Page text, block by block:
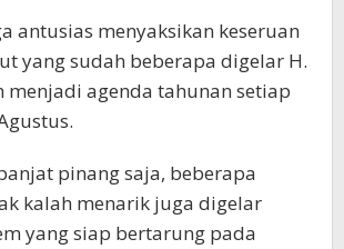
antusias menyaksikan keseruan
yang sudah beberapa digelar H.
menjadi agenda tahunan setiap
pinang saja, beberapa
kalah menarik juga digelar
yang siap bertarung pada